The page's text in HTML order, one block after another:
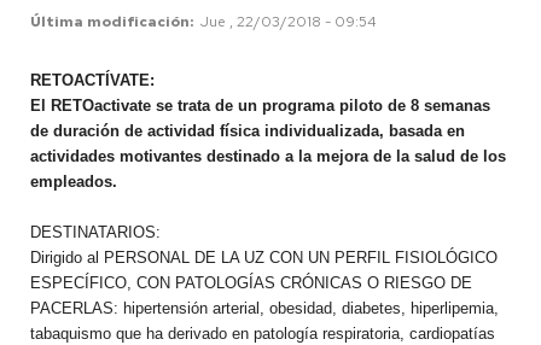
Última modificación Jue , 22/03/2018 - 09:54
RETOACTÍVATE:
El RETOactivate se trata de un programa piloto de 8 semanas
de duración de actividad física individualizada, basada en
actividades motivantes destinado a la mejora de la salud de los
empleados.
DESTINATARIOS:
Dirigido al PERSONAL DE LA UZ CON UN PERFIL FISIOLÓGICO
ESPECÍFICO, CON PATOLOGÍAS CRÓNICAS O RIESGO DE
PACERLAS: hipertensión arterial, obesidad, diabetes, hiperlipemia,
tabaquismo que ha derivado en patología respiratoria, cardiopatías